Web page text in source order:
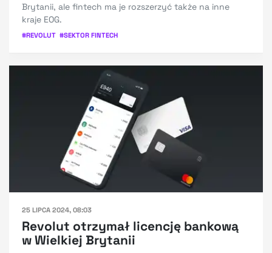
Brytanii, ale fintech ma je rozszerzyć także na inne
kraje EOG.
#REVOLUT #SEKTOR FINTECH
25 LIPCA 2024, 08:03
Revolut otrzymał licencję bankową
w Wielkiej Brytanii